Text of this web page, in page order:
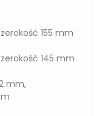
155 mm
145 mm
mm,